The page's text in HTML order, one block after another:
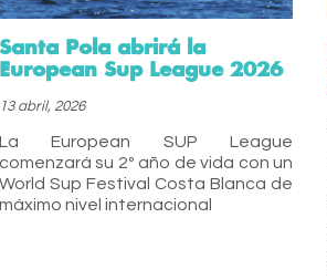
Santa Pola abrirá la
European Sup League 2026
13 abril, 2026
La European SUP League
comenzará su 2º año de vida con un
World Sup Festival Costa Blanca de
máximo nivel internacional